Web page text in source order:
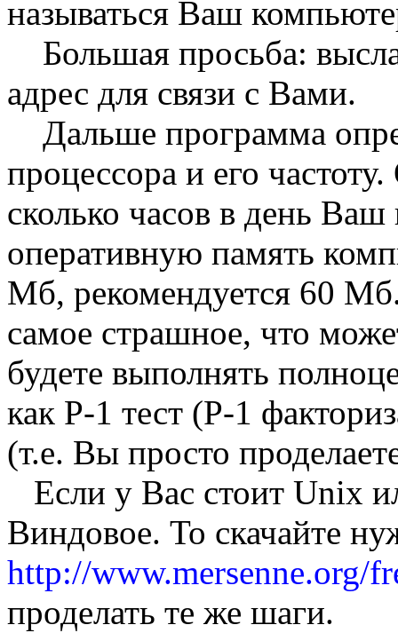
называться Ваш
Большая просьба:
адрес для связи с Вами.
Дальше программа
процессора и его
сколько часов в день
оперативную память
Мб, рекомендуется 60
самое страшное, что
будете выполнять
как P-1 тест (P-1
(т.е. Вы просто
Если у Вас стоит Unix
Виндовое. То скачайте
http://www.mersenne.org/
проделать те же шаги.